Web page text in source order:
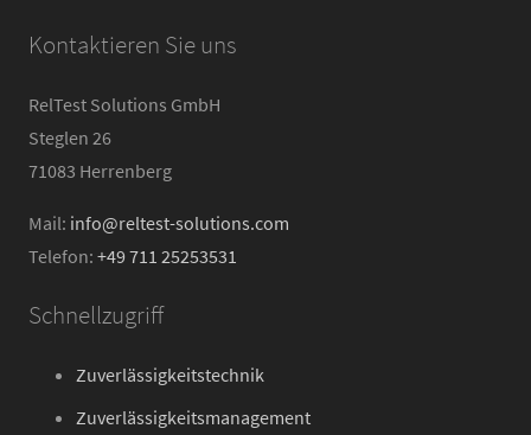
Kontaktieren Sie uns
RelTest Solutions GmbH
Steglen 26
71083 Herrenberg
Mail: info@reltest-solutions.com
Telefon: +49 711 25253531
Schnellzugriff
Zuverlässigkeitstechnik
Zuverlässigkeitsmanagement